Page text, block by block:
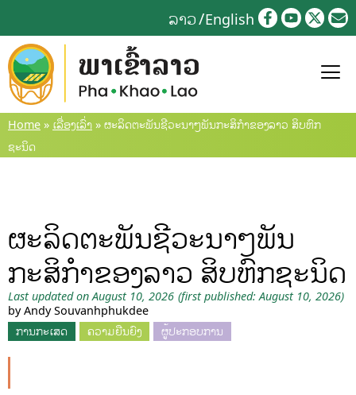
to
content
ລາວ English
Home » ເລື່ອງເລົ່າ » ຜະລິດຕະພັນຊີວະນາໆພັນກະສິກຳຂອງລາວ ສິບຫົກ
ຊະນິດ
ຜະລິດຕະພັນຊີວະນາໆພັນ
ກະສິກຳຂອງລາວ ສິບຫົກຊະນິດ
Last updated on August 10, 2026 (first published: August 10, 2026)
by Andy Souvanhphukdee
ການກະເສດ
ຄວາມຍືນຍົງ ຜູ້ປະກອບການ